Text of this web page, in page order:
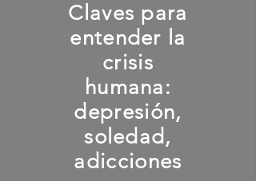
Claves para
entender la
crisis
humana:
depresión,
soledad,
adicciones